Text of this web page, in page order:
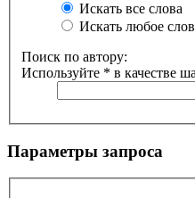
Искать все слова
Искать любое
Поиск по автору:
Используйте * в качестве
Параметры запроса